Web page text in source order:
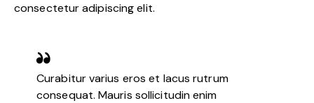
consectetur adipiscing elit.
Curabitur varius eros et lacus rutrum
consequat. Mauris sollicitudin enim